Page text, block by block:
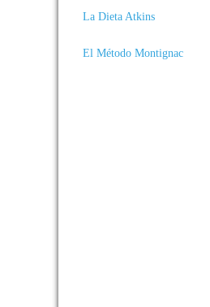
La Dieta Atkins
El Método Montignac